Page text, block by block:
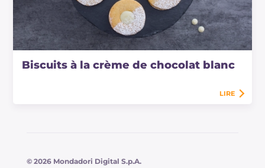
Biscuits à la crème de chocolat blanc
LIRE
© 2026 Mondadori Digital S.p.A.